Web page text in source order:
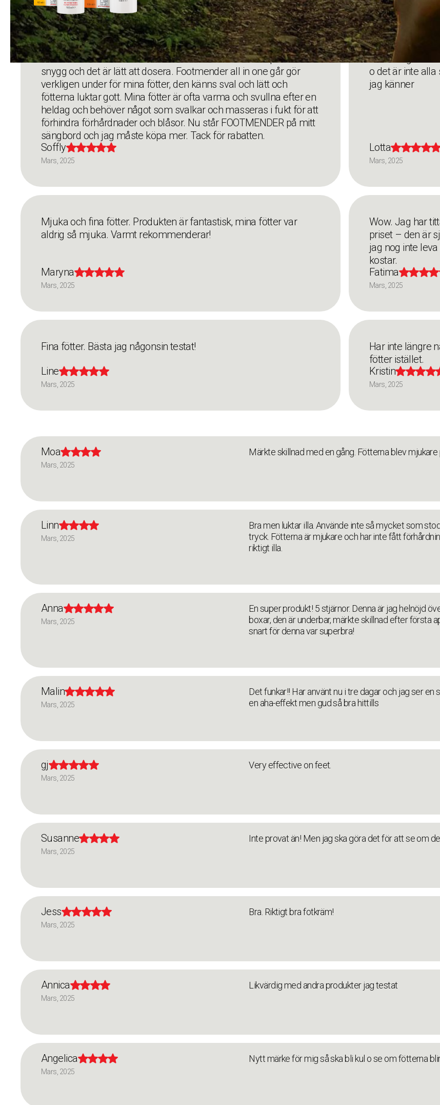
Kärlek till mina fötter. Överraskad över resultatet. Pumpflaskan är
snygg och det är lätt att dosera. Footmender all in one går gör
verkligen under för mina fötter, den känns sval och lätt och
fötterna luktar gott. Mina fötter är ofta varma och svullna efter en
heldag och behöver något som svalkar och masseras i fukt för att
förhindra förhårdnader och blåsor. Nu står FOOTMENDER på mitt
sängbord och jag måste köpa mer. Tack för rabatten.
Soffly
Mars, 2025
Bästa någonsin
o det är inte
jag känner
Lotta
Mars, 2025
Mjuka och fina fötter. Produkten är fantastisk, mina fötter var
aldrig så mjuka. Varmt rekommenderar!
Maryna
Mars, 2025
Wow. Jag har
priset – den är
jag nog inte
kostar.
Fatima
Mars, 2025
Fina fötter. Bästa jag någonsin testat!
Line
Mars, 2025
Har inte längre
fötter istället.
Kristin
Mars, 2025
Moa
Mars, 2025
Märkte skillnad med en gång. Fötterna blev mjukare
Linn
Mars, 2025
Bra men luktar illa. Använde inte så mycket som
tryck. Fötterna är mjukare och har inte fått
riktigt illa.
Anna
Mars, 2025
En super produkt! 5 stjärnor. Denna är jag helnöjd
boxar, den är underbar, märkte skillnad efter första
snart för denna var superbra!
Malin
Mars, 2025
Det funkar!! Har använt nu i tre dagar och jag ser
en aha-effekt men gud så bra hittills
gj
Mars, 2025
Very effective on feet.
Susanne
Mars, 2025
Inte provat än! Men jag ska göra det för att se om
Jess
Mars, 2025
Bra. Riktigt bra fotkräm!
Annica
Mars, 2025
Likvärdig med andra produkter jag testat
Angelica
Mars, 2025
Nytt märke för mig så ska bli kul o se om fötterna